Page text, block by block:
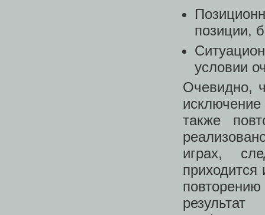
позиции,
условии
Очевидно,
также
играх,